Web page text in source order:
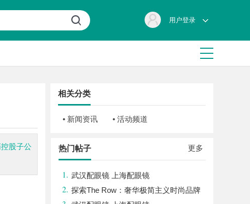
用户登录
股子公
相关分类
• 新闻资讯 • 活动频道
更多
热门帖子
1. 武汉配眼镜 上海配眼镜
2. 探索The Row：奢华极简主义时尚品牌